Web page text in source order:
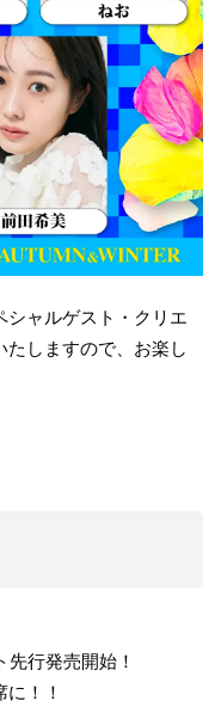
シャルゲスト・クリエ
しますので、お楽し
行発売開始！
！！